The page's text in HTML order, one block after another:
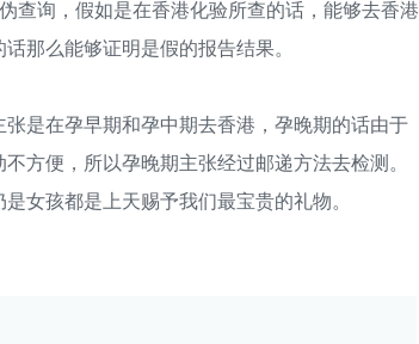
询，假如是在香港化验所查的话，能够去香港
那么能够证明是假的报告结果。
是在孕早期和孕中期去香港，孕晚期的话由于
方便，所以孕晚期主张经过邮递方法去检测。
女孩都是上天赐予我们最宝贵的礼物。